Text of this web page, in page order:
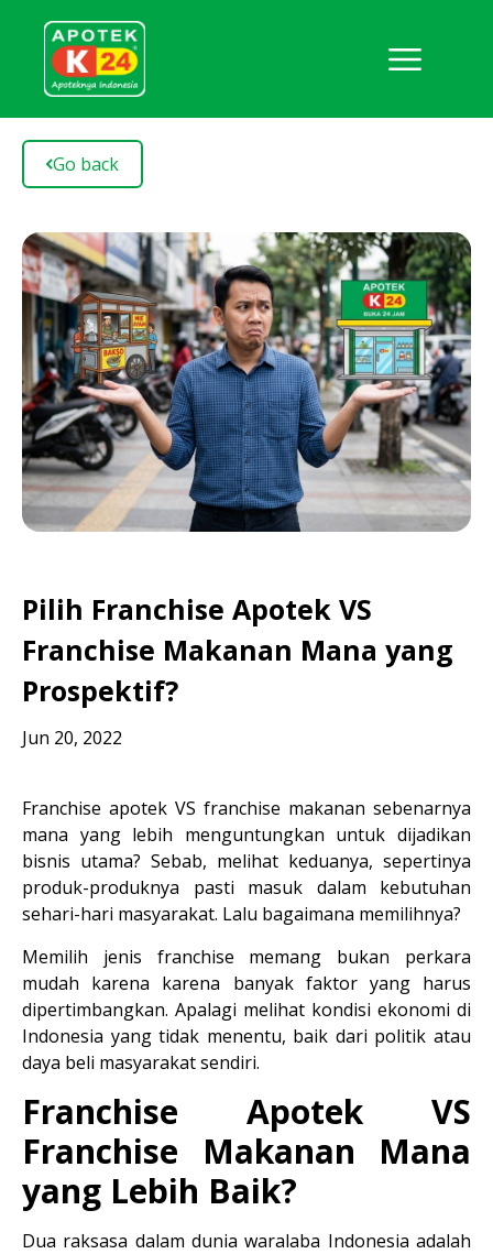
Go back
Pilih Franchise Apotek VS
Franchise Makanan Mana yang
Prospektif?
Jun 20, 2022
Franchise apotek VS franchise makanan sebenarnya
mana yang lebih menguntungkan untuk dijadikan
bisnis utama? Sebab, melihat keduanya, sepertinya
produk-produknya pasti masuk dalam kebutuhan
sehari-hari masyarakat. Lalu bagaimana memilihnya?
Memilih jenis franchise memang bukan perkara
mudah karena karena banyak faktor yang harus
dipertimbangkan. Apalagi melihat kondisi ekonomi di
Indonesia yang tidak menentu, baik dari politik atau
daya beli masyarakat sendiri.
Franchise Apotek VS
Franchise Makanan Mana
yang Lebih Baik?
Dua raksasa dalam dunia waralaba Indonesia adalah